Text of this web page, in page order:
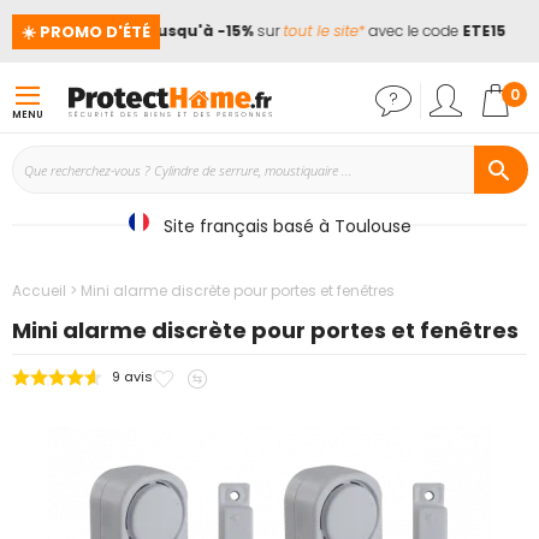
☀️ PROMO D'ÉTÉ
! 📢Jusqu'à -15%surtout le site*avec le codeETE15
MENU
0
Site français basé à Toulouse
Accueil Mini alarme discrète pour portes et fenêtres
Mini alarme discrète pour portes et fenêtres
9 avis
Ajouter